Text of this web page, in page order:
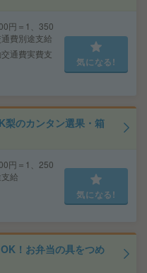
円＝1、350
費別途支給
通費実費支
気になる!
梨のカンタン選果・箱
円＝1、250
給
気になる!
！お弁当の具をつめ